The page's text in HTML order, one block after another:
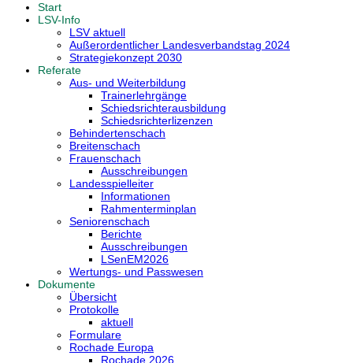
Start
LSV-Info
LSV aktuell
Außerordentlicher Landesverbandstag 2024
Strategiekonzept 2030
Referate
Aus- und Weiterbildung
Trainerlehrgänge
Schiedsrichterausbildung
Schiedsrichterlizenzen
Behindertenschach
Breitenschach
Frauenschach
Ausschreibungen
Landesspielleiter
Informationen
Rahmenterminplan
Seniorenschach
Berichte
Ausschreibungen
LSenEM2026
Wertungs- und Passwesen
Dokumente
Übersicht
Protokolle
aktuell
Formulare
Rochade Europa
Rochade 2026